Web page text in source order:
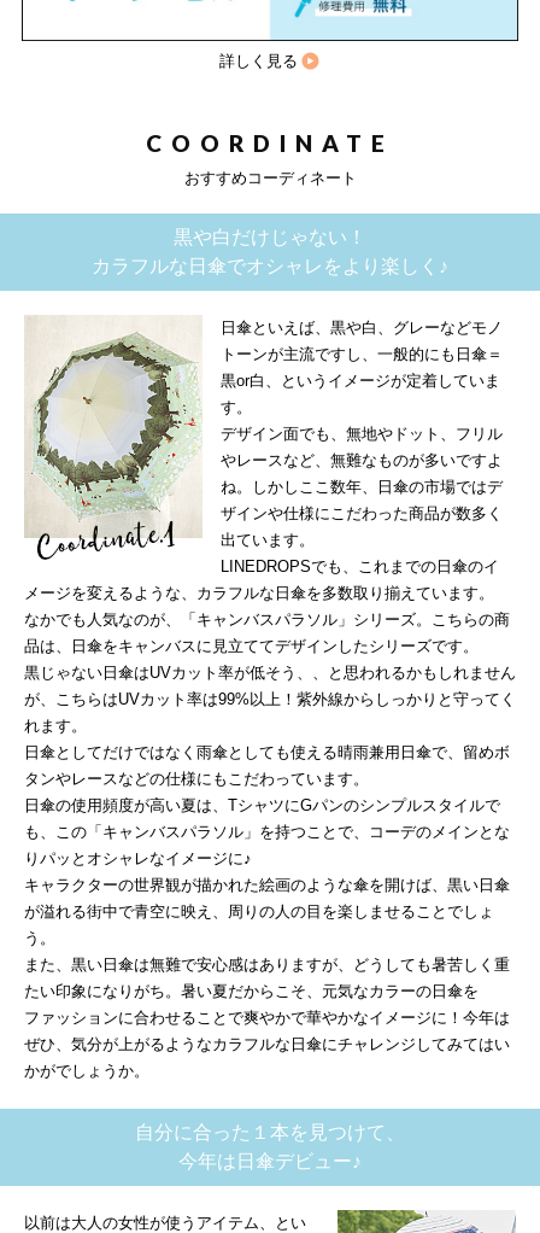
詳しく見る
COORDINATE
おすすめコーディネート
黒や白だけじゃない！
カラフルな日傘でオシャレをより楽しく♪
日傘といえば、黒や白、グレーなどモノ
トーンが主流ですし、一般的にも日傘＝
黒or白、というイメージが定着していま
す。
デザイン面でも、無地やドット、フリル
やレースなど、無難なものが多いですよ
ね。しかしここ数年、日傘の市場ではデ
ザインや仕様にこだわった商品が数多く
出ています。
LINEDROPSでも、これまでの日傘のイ
メージを変えるような、カラフルな日傘を多数取り揃えています。
なかでも人気なのが、「キャンバスパラソル」シリーズ。こちらの商
品は、日傘をキャンバスに見立ててデザインしたシリーズです。
黒じゃない日傘はUVカット率が低そう、、と思われるかもしれません
が、こちらはUVカット率は99%以上！紫外線からしっかりと守ってく
れます。
日傘としてだけではなく雨傘としても使える晴雨兼用日傘で、留めボ
タンやレースなどの仕様にもこだわっています。
日傘の使用頻度が高い夏は、TシャツにGパンのシンプルスタイルで
も、この「キャンバスパラソル」を持つことで、コーデのメインとな
りパッとオシャレなイメージに♪
キャラクターの世界観が描かれた絵画のような傘を開けば、黒い日傘
が溢れる街中で青空に映え、周りの人の目を楽しませることでしょ
う。
また、黒い日傘は無難で安心感はありますが、どうしても暑苦しく重
たい印象になりがち。暑い夏だからこそ、元気なカラーの日傘を
ファッションに合わせることで爽やかで華やかなイメージに！今年は
ぜひ、気分が上がるようなカラフルな日傘にチャレンジしてみてはい
かがでしょうか。
自分に合った１本を見つけて、
今年は日傘デビュー♪
以前は大人の女性が使うアイテム、とい